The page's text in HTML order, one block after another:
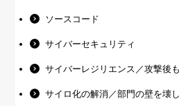
ソースコード
サイバーセキュリティ
サイバーレジリエンス／攻撃後
サイロ化の解消／部門の壁を壊